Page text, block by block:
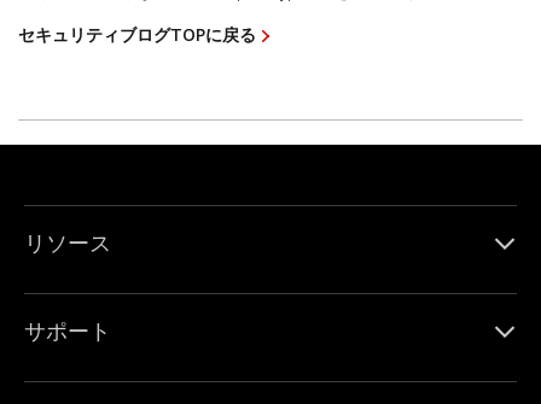
セキュリティブログTOPに戻る
リソース
サポート